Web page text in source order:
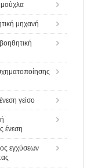
μούχλα
μηχανή
γείσο
ένεση
εγχύσεων